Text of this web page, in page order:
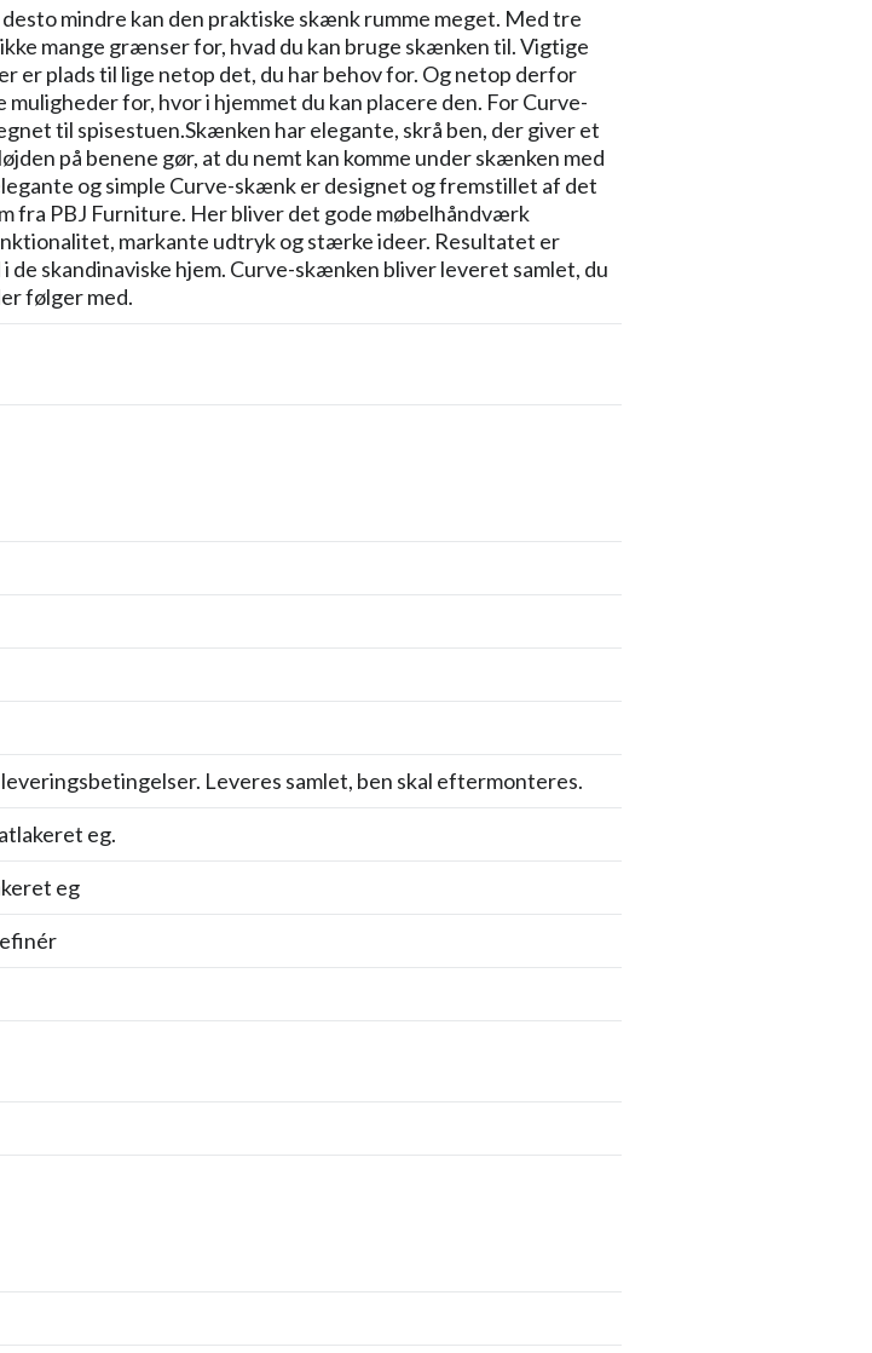
mindre kan den praktiske skænk rumme meget. Med tre
mange grænser for, hvad du kan bruge skænken til. Vigtige
er plads til lige netop det, du har behov for. Og netop derfor
for, hvor i hjemmet du kan placere den. For Curve-
til spisestuen.Skænken har elegante, skrå ben, der giver et
på benene gør, at du nemt kan komme under skænken med
og simple Curve-skænk er designet og fremstillet af det
fra PBJ Furniture. Her bliver det gode møbelhåndværk
markante udtryk og stærke ideer. Resultatet er
de skandinaviske hjem. Curve-skænken bliver leveret samlet, du
følger med.
Leveres samlet, ben skal eftermonteres.
eg.
eg